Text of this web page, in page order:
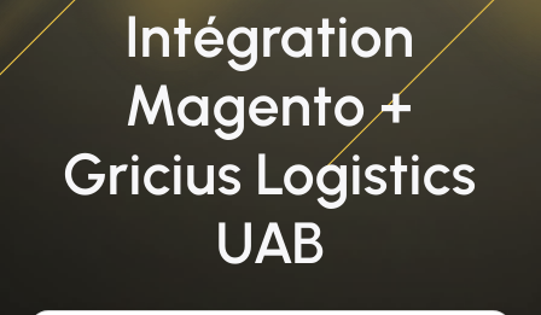
Intégration
Magento +
Gricius Logistics
UAB